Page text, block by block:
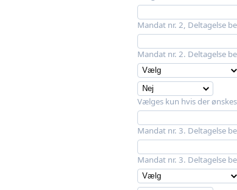
Mandat nr. 2, Deltagelse
Mandat nr. 2. Deltagelse
Vælges kun hvis der
Mandat nr. 3. Deltagelse
Mandat nr. 3. Deltagelse